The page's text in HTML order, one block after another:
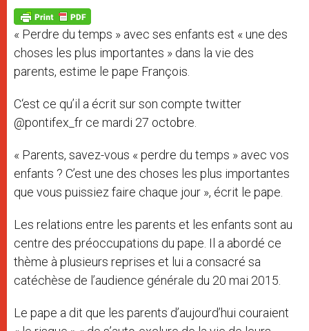
p
p
g
e
r
o
k
« Perdre du temps » avec ses enfants est « une des
choses les plus importantes » dans la vie des
parents, estime le pape François.
C‘est ce qu’il a écrit sur son compte twitter
@pontifex_fr ce mardi 27 octobre.
« Parents, savez-vous « perdre du temps » avec vos
enfants ? C’est une des choses les plus importantes
que vous puissiez faire chaque jour », écrit le pape.
Les relations entre les parents et les enfants sont au
centre des préoccupations du pape. Il a abordé ce
thème à plusieurs reprises et lui a consacré sa
catéchèse de l’audience générale du 20 mai 2015.
Le pape a dit que les parents d’aujourd’hui couraient